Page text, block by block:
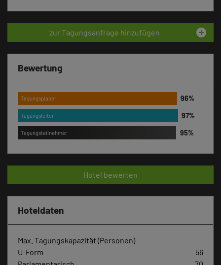
zur Tagungsanfrage hinzufügen add_circle
Bewertung
Tagungsplaner
Tagungsleiter
Tagungsteilnehmer
Hotel bewerten
Hoteldaten
Max. Tagungskapazität (Personen)
U-Form
56